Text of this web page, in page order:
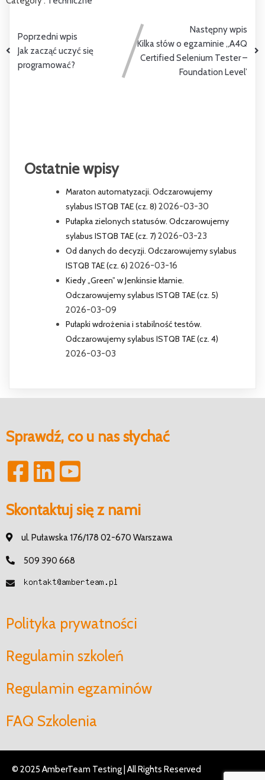
Poprzedni wpis
Jak zacząć uczyć się
programować?
Następny wpis
Kilka słów o egzaminie „A4Q
Certified Selenium Tester –
Foundation Level’
Ostatnie wpisy
Maraton automatyzacji. Odczarowujemy
sylabus ISTQB TAE (cz. 8) 2026-03-30
Pułapka zielonych statusów. Odczarowujemy
sylabus ISTQB TAE (cz. 7) 2026-03-23
Od danych do decyzji. Odczarowujemy sylabus
ISTQB TAE (cz. 6) 2026-03-16
Kiedy „Green” w Jenkinsie kłamie.
Odczarowujemy sylabus ISTQB TAE (cz. 5)
2026-03-09
Pułapki wdrożenia i stabilność testów.
Odczarowujemy sylabus ISTQB TAE (cz. 4)
2026-03-03
Sprawdź, co u nas słychać
Skontaktuj się z nami
ul. Puławska 176/178 02-670 Warszawa
509 390 668
Polityka prywatności
Regulamin szkoleń
Regulamin egzaminów
FAQ Szkolenia
© 2025 AmberTeam Testing | All Rights Reserved